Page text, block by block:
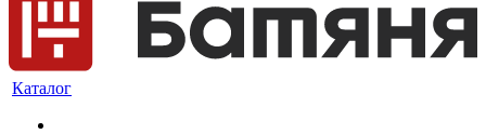
Каталог